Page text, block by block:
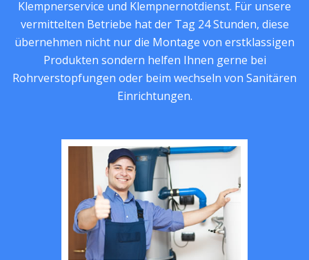
Klempnerservice und Klempnernotdienst. Für unsere
vermittelten Betriebe hat der Tag 24 Stunden, diese
übernehmen nicht nur die Montage von erstklassigen
Produkten sondern helfen Ihnen gerne bei
Rohrverstopfungen oder beim wechseln von Sanitären
Einrichtungen.